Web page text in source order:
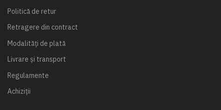
Politică de retur
Retragere din contract
Modalități de plată
Livrare și transport
Regulamente
Achiziții